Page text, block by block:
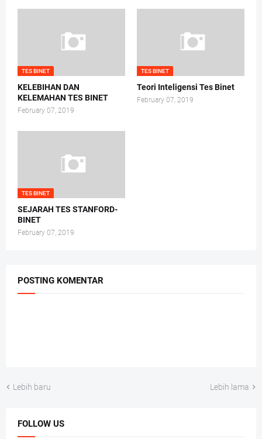
TES BINET
KELEBIHAN DAN
KELEMAHAN TES BINET
February 07, 2019
TES BINET
Teori Inteligensi Tes Binet
February 07, 2019
TES BINET
SEJARAH TES STANFORD-
BINET
February 07, 2019
POSTING KOMENTAR
Lebih baru Lebih lama
FOLLOW US